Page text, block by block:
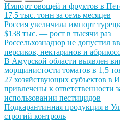
Иллюстрация новости
Импорт овощей и фруктов в
17,5 тыс. тонн за семь месяцев
Иллюстрация новости
Россия увеличила импорт
$138 тыс. — рост в тысячи раз
Иллюстрация новости
Россельхознадзор не допустил
персиков, нектаринов и
Иллюстрация новости
В Амурской области выявлен
морщинистости томатов в 1,5
Иллюстрация новости
27 хозяйствующих субъектов в
привлечены к ответственности
использовании пестицидов
Иллюстрация новости
Подкарантинная продукция в
строгий контроль